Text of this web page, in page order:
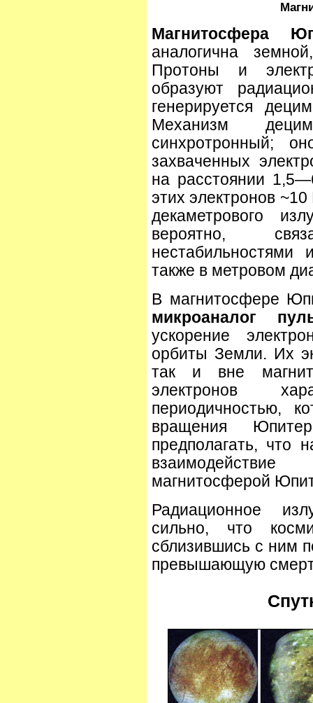
Магнитосфера
аналогична
Протоны и
образуют
генерируется
Механизм
синхротронный;
захваченных
на расстоянии
этих электронов
декаметрового
вероятно,
также в метровом
В магнитосфере
микроаналог
ускорение
орбиты Земли. Их
так и вне
электронов
периодичностью,
вращения
предполагать, что
магнитосферой
Радиационное
сильно, что
сблизившись с ним
превышающую